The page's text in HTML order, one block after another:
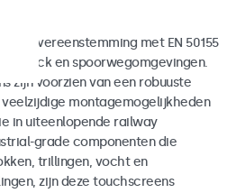
in overeenstemming met EN 50155
stock en spoorwegomgevingen.
zijn voorzien van een robuuste
montagemogelijkheden
in uiteenlopende railway
grade componenten die
trillingen, vocht en
zijn deze touchscreens